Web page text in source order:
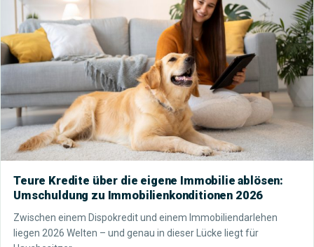
Teure Kredite über die eigene Immobilie ablösen:
Umschuldung zu Immobilienkonditionen 2026
Zwischen einem Dispokredit und einem Immobiliendarlehen
liegen 2026 Welten – und genau in dieser Lücke liegt für